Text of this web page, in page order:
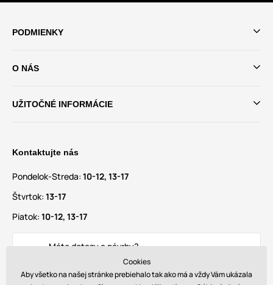
PODMIENKY
O NÁS
UŽITOČNÉ INFORMÁCIE
Kontaktujte nás
Pondelok-Streda: 10-12, 13-17
Štvrtok: 13-17
Piatok: 10-12, 13-17
Máte dotazy a návrhy?
info@glamadise.skCookies
Aby všetko na našej stránke prebiehalo tak ako má a vždy Vám ukázala